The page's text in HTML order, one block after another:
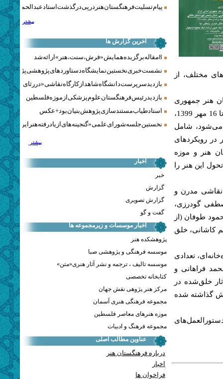
پیام تسلیت فرهنگستان هنر در پی درگذشت استاد عبدالحمید
بیشتر
آخرین گزارش ها
8 مقاله برگزیده همایش «فرش، سنت، هنر» ارائه شد
نشست خبری نخستین نمایشگاه دستاوردهای پژوهشی
بازدید سرپرست دانشگاه شاهد از کارگاه نقاشی «در رثای سیمرغ
بازدید رئیس فرهنگستان علوم پزشکی از موزه فلسطین
استاد طیاب مستندسازی پژوهش‌بنیان بود + عکس
نخستین جلسه شورای علمی «گنجینه‌های ازیادرفته هنر ایران»
بیشتر
اخبار
خبر
گزارش
گزارش تصویری
گفت و گو
اخبار موسسات و زیرمجموعه ها
پژوهشکده هنر
موسسه فرهنگی و پژوهشی صبا
موسسه تالیف ، ترجمه و نشر آثار هنری«متن»
کتابخانه تخصصی
مرکز هنر پژوهی نقش جهان
مجموعه فرهنگی هنری آسمان
موزه هنرهای معاصر فلسطین
مجموعه فرهنگ و ادبیات
عناوین مطالب اصلی
درباره فرهنگستان هنر
اخبار
فراخوان ها
مختلف، از
هنر جمهوری
اسلامی ایران، این نمایشگاه که در آستانه ایام اربعین امام حسین(ع)، از 12 تا 16 مهر 1399،
می‌شود، شامل
در رویکردهای
هنر و موزه
این هنر را
نقاشی مدرن و
گودرزی،
طوفان (از
کاشانی، خلق
تعدادی
فراهانی و
خلق‌شده در
گذاشته شده
مهر 1399، ساعت 16، با رعایت دستورالعمل‌های